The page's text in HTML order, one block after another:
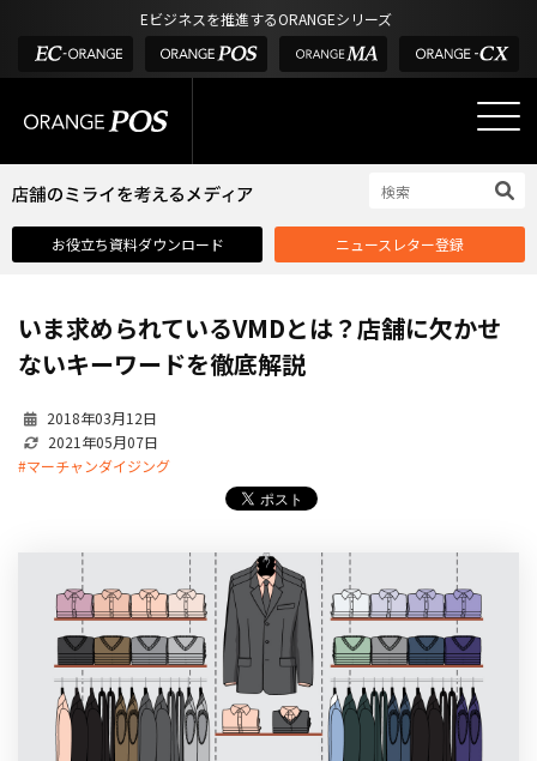
Eビジネスを推進するORANGEシリーズ
タッチパネル式カスタマーディスプレイ
インフラ環境・サポート
業界別ソリューション
酒販・ワイン
サロン
デジタル化・AI導入補助金
POS お役立ち情報
店舗のミライを考えるメディア
03-6432-0346
電話受付：平日 10:00~17:00
お役立ち資料ダウンロード ニュースレター登録
いま求められているVMDとは？店舗に欠かせ
ないキーワードを徹底解説
2018年03月12日
2021年05月07日
#マーチャンダイジング